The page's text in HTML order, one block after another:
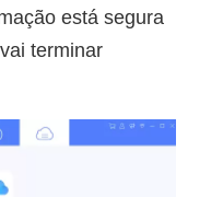
está segura
terminar